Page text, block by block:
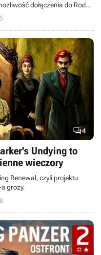
dołączenia do Rodu
4
Undying to
wieczory
Renewal, czyli projektu
grozy.